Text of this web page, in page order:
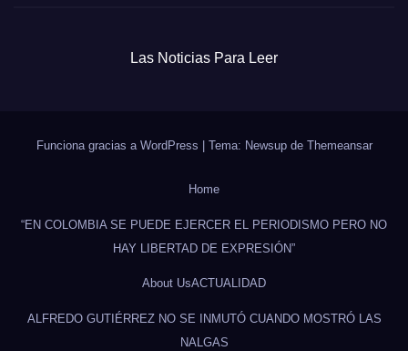
Las Noticias Para Leer
Funciona gracias a WordPress | Tema: Newsup de Themeansar
Home
“EN COLOMBIA SE PUEDE EJERCER EL PERIODISMO PERO NO
HAY LIBERTAD DE EXPRESIÓN”
About UsACTUALIDAD
ALFREDO GUTIÉRREZ NO SE INMUTÓ CUANDO MOSTRÓ LAS
NALGAS